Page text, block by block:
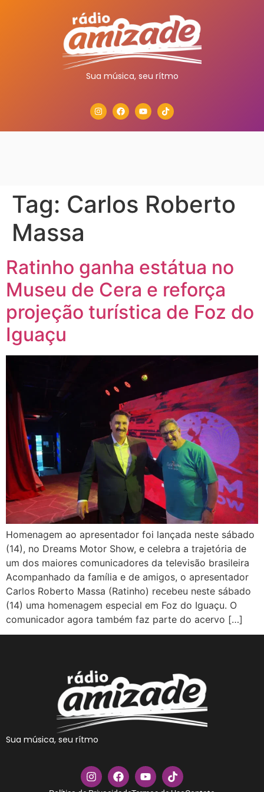
Sua música, seu rítmo
Tag: Carlos Roberto
Massa
Ratinho ganha estátua no
Museu de Cera e reforça
projeção turística de Foz do
Iguaçu
Homenagem ao apresentador foi lançada neste sábado
(14), no Dreams Motor Show, e celebra a trajetória de
um dos maiores comunicadores da televisão brasileira
Acompanhado da família e de amigos, o apresentador
Carlos Roberto Massa (Ratinho) recebeu neste sábado
(14) uma homenagem especial em Foz do Iguaçu. O
comunicador agora também faz parte do acervo […]
Sua música, seu rítmo